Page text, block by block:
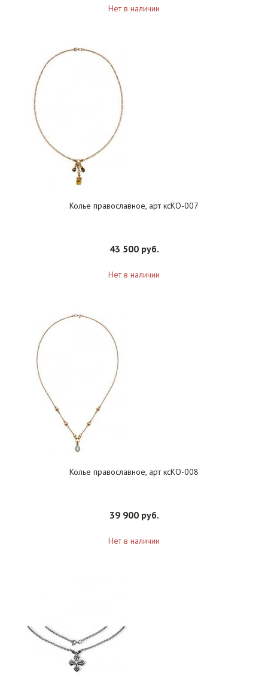
Нет в наличии
Колье православное, арт ксКО-007
43 500 руб.
Нет в наличии
Колье православное, арт ксКО-008
39 900 руб.
Нет в наличии